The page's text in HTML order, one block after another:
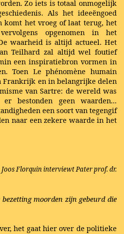
Zo iets is totaal onmogelijk
Als het ideeëngoed
het vroeg of laat terug, het
opgenomen in het
waarheid is altijd actueel. Het
Teilhard zal altijd wel foutief
een inspiratiebron vormen in
Toen Le phénomène humain
Frankrijk en in belangrijke delen
van Sartre: de wereld was
bestonden geen waarden...
een soort van tegengif
naar een zekere waarde in het
Joos Florquin interviewt Pater prof. dr.
moorden zijn gebeurd die
het gaat hier over de politieke